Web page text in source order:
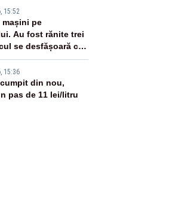
15:52
pe
Au fost rănite trei
se desfășoară cu
15:36
din nou,
pas de 11 lei/litru